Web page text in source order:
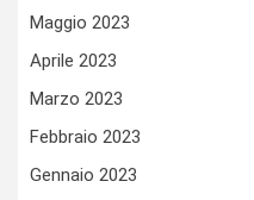
Maggio 2023
Aprile 2023
Marzo 2023
Febbraio 2023
Gennaio 2023